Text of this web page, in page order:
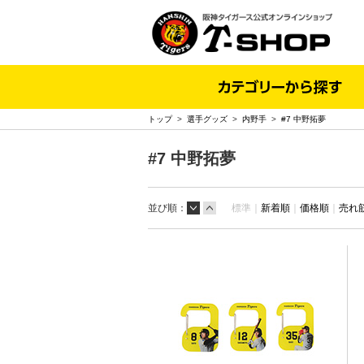
トップ> 選手グッズ > 内野手 > #7 中野拓夢
#7 中野拓夢
並び順： 標準｜ 新着順 ｜ 価格順 ｜ 売れ